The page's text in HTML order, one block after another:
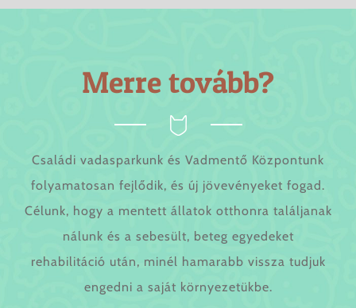
Merre tovább?
Családi vadasparkunk és Vadmentő Központunk
folyamatosan fejlődik, és új jövevényeket fogad.
Célunk, hogy a mentett állatok otthonra találjanak
nálunk és a sebesült, beteg egyedeket
rehabilitáció után, minél hamarabb vissza tudjuk
engedni a saját környezetükbe.